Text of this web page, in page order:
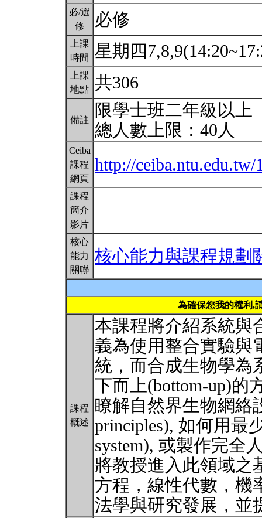
必/選
修
必修
上課
時間
星期四
上課
地點 共306
備註
限學士班二年級以上
總人數上限：40人
Ceiba
課程
網頁
http://
課程
簡介
影片
核心
能力
關聯
核心能力與課程規劃
為確保您我的權利,
課程
概述
本課程將介紹系統與
義為使用整合實驗與
統，而合成生物學為
下而上(bottom-up)的
瞭解自然界生物網絡
principles), 如何用最
system), 或製作完全
將教授進入此領域之
方程，線性代數，機
法學與研究發展，